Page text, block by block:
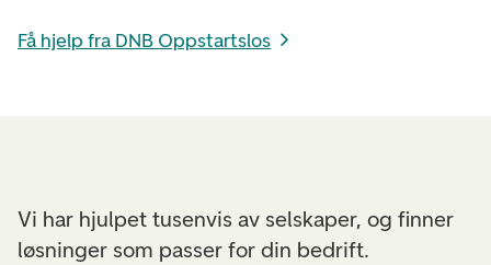
Få hjelp fra DNB Oppstartslos
Vi har hjulpet tusenvis av selskaper, og finner
løsninger som passer for din bedrift.